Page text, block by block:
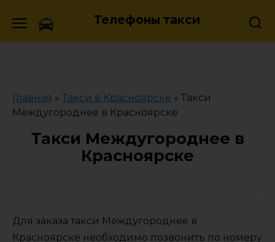
Телефоны такси
Главная » Такси в Красноярске » Такси
Междугороднее в Красноярске
Такси Междугороднее в
Красноярске
Для заказа такси Междугороднее в
Красноярске необходимо позвонить по номеру